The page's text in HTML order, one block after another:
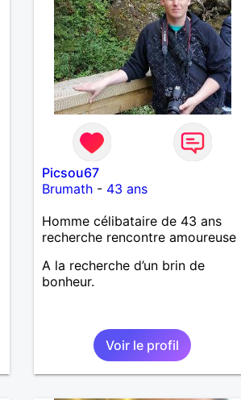
Picsou67
Brumath - 43 ans
Homme célibataire de 43 ans
recherche rencontre amoureuse
A la recherche d’un brin de
bonheur.
Voir le profil